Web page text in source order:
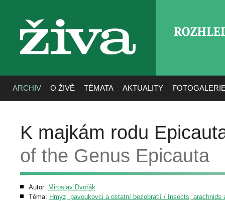
živa
ARCHIV O ŽIVĚ TÉMATA AKTUALITY
K majkám rodu
of the Genus Epicauta
Autor: Miroslav Dvořák
Téma: Hmyz, pavoukovci a ostatní bezobratlí / Insects, arachnids